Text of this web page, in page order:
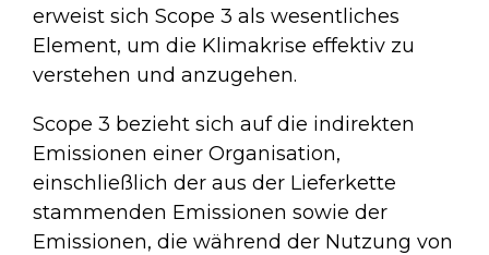
erweist sich Scope 3 als wesentliches
Element, um die Klimakrise effektiv zu
verstehen und anzugehen.
Scope 3 bezieht sich auf die indirekten
Emissionen einer Organisation,
einschließlich der aus der Lieferkette
stammenden Emissionen sowie der
Emissionen, die während der Nutzung von